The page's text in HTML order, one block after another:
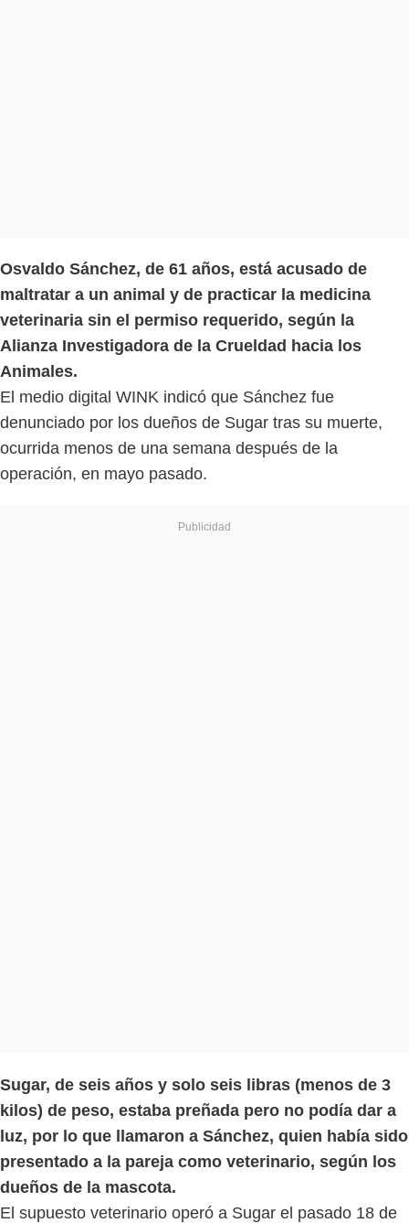
Osvaldo Sánchez, de 61 años, está acusado de
maltratar a un animal y de practicar la medicina
veterinaria sin el permiso requerido, según la
Alianza Investigadora de la Crueldad hacia los
Animales.
El medio digital WINK indicó que Sánchez fue
denunciado por los dueños de Sugar tras su muerte,
ocurrida menos de una semana después de la
operación, en mayo pasado.
Sugar, de seis años y solo seis libras (menos de 3
kilos) de peso, estaba preñada pero no podía dar a
luz, por lo que llamaron a Sánchez, quien había sido
presentado a la pareja como veterinario, según los
dueños de la mascota.
El supuesto veterinario operó a Sugar el pasado 18 de